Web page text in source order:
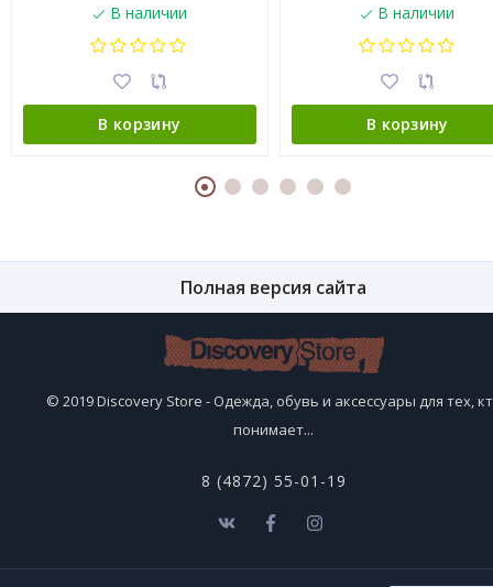
В наличии
В корзину
В наличии
В корзину
Полная версия сайта
© 2019 Discovery Store - Одежда, обувь и аксессуары для тех,
понимает...
8 (4872) 55-01-19